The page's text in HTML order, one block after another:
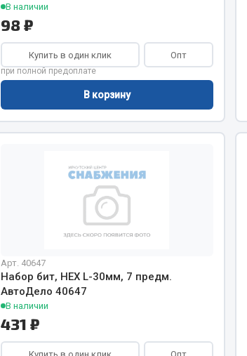
Двигатель
Система питания
Система выпуска газа
В наличии
98 ₽
Купить в один клик Опт
при полной предоплате
В корзину
Арт. 40647
Набор бит, HEX L-30мм, 7 предм.
АвтоДело 40647
В наличии
431 ₽